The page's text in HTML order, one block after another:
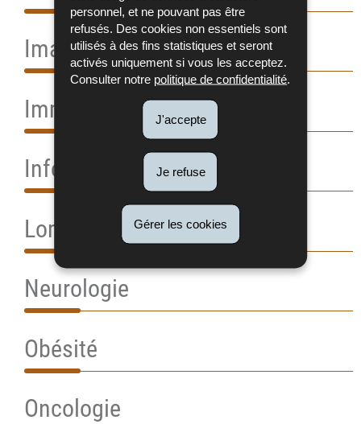
personnel, et ne pouvant pas être
refusés. Des cookies non essentiels sont
utilisés à des fins statistiques et seront
activés uniquement si vous les acceptez.
Consulter notre politique de confidentialité
J'accepte
Je refuse
Gérer les cookies
Imagerie médicale
Immunoglobulines
Information des patients
Lombalgies
Neurologie
Obésité
Oncologie